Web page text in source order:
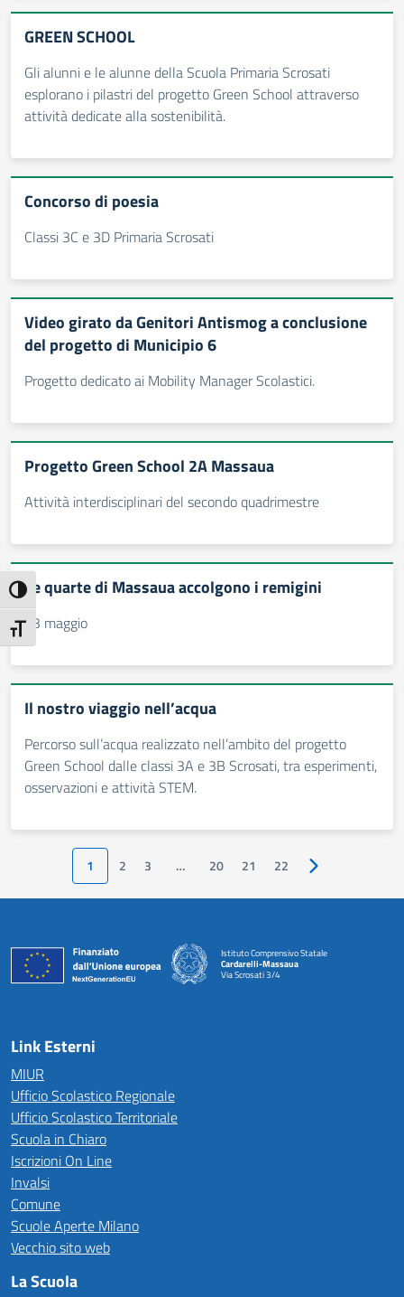
Attiva/disattiva alto contrasto
Attiva/disattiva dimensione testo
GREEN SCHOOL
Gli alunni e le alunne della Scuola Primaria Scrosati
esplorano i pilastri del progetto Green School attraverso
attività dedicate alla sostenibilità.
Concorso di poesia
Classi 3C e 3D Primaria Scrosati
Video girato da Genitori Antismog a conclusione
del progetto di Municipio 6
Progetto dedicato ai Mobility Manager Scolastici.
Progetto Green School 2A Massaua
Attività interdisciplinari del secondo quadrimestre
Le quarte di Massaua accolgono i remigini
13 maggio
Il nostro viaggio nell’acqua
Percorso sull’acqua realizzato nell’ambito del progetto
Green School dalle classi 3A e 3B Scrosati, tra esperimenti,
osservazioni e attività STEM.
1 2 3 … 20 21 22 Pagina
Istituto Comprensivo Statale
Cardarelli-Massaua
Via Scrosati 3/4
Link Esterni
MIUR
Ufficio Scolastico Regionale
Ufficio Scolastico Territoriale
Scuola in Chiaro
Iscrizioni On Line
Invalsi
Comune
Scuole Aperte Milano
Vecchio sito web
La Scuola